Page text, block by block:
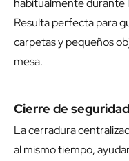
habitualmente durante
Resulta perfecta para
carpetas y pequeños
mesa.
Cierre de
La cerradura
al mismo tiempo,